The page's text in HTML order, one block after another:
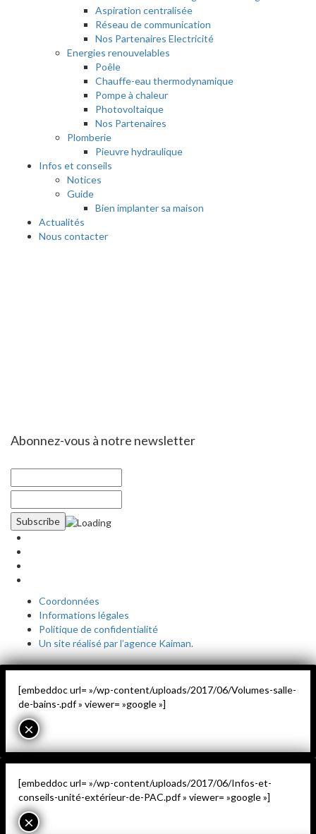
Aspiration centralisée
Réseau de communication
Nos Partenaires Electricité
Energies renouvelables
Poêle
Chauffe-eau thermodynamique
Pompe à chaleur
Photovoltaique
Nos Partenaires
Plomberie
Pieuvre hydraulique
Infos et conseils
Notices
Guide
Bien implanter sa maison
Actualités
Nous contacter
Abonnez-vous à notre newsletter
Coordonnées
Informations légales
Politique de confidentialité
Un site réalisé par l’agence Kaiman.
[embeddoc url= »/wp-content/uploads/2017/06/Volumes-salle-
de-bains-.pdf » viewer= »google »]
×
[embeddoc url= »/wp-content/uploads/2017/06/Infos-et-
conseils-unité-extérieur-de-PAC.pdf » viewer= »google »]
×